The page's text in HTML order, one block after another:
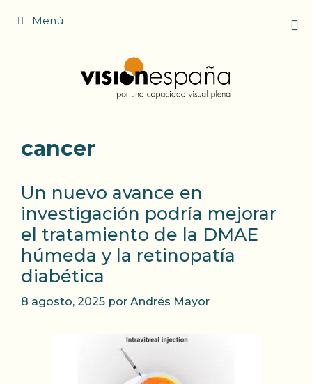
Menú
cancer
Un nuevo avance en
investigación podría mejorar
el tratamiento de la DMAE
húmeda y la retinopatía
diabética
8 agosto, 2025 por Andrés Mayor